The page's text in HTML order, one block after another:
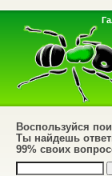
Воспользуйся
Ты найдешь
99% своих